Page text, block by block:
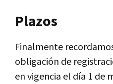
Plazos
Finalmente
obligación de
en vigencia el día 1 de